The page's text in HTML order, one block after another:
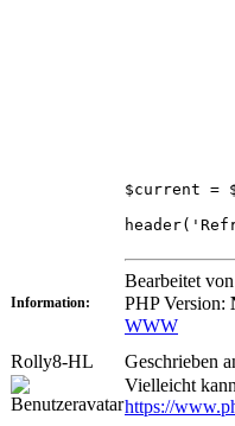
INNER
INNER
INNER
INNER
AND
LIMIT
$current =
Bearbeitet
Information: PHP Version:
WWW
Rolly8-HL
Geschrieben
Vielleicht
https://